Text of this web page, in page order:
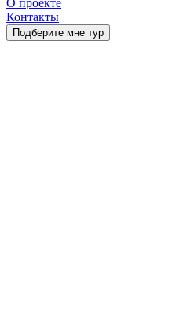
О проекте
Контакты
Подберите мне тур